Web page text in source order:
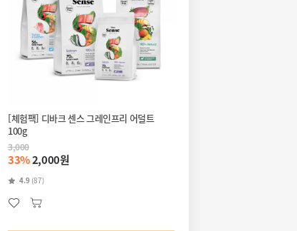
[체험팩] 디바크 센스 그레인프리 어덜트
100g
3,000
33%2,000원
4.9 (87)